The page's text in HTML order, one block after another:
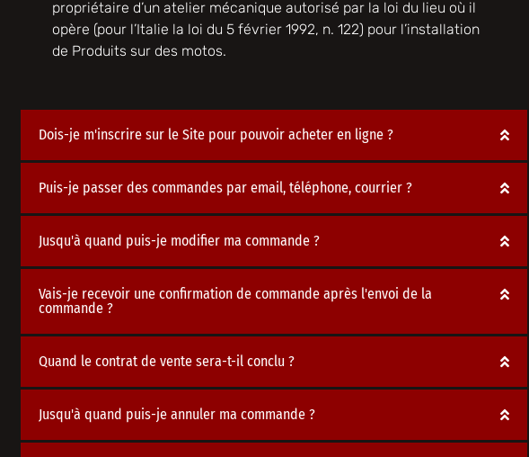
propriétaire d’un atelier mécanique autorisé par la loi du lieu où il
opère (pour l’Italie la loi du 5 février 1992, n. 122) pour l’installation
de Produits sur des motos.
Dois-je m'inscrire sur le Site pour pouvoir acheter en ligne ?
Puis-je passer des commandes par email, téléphone, courrier ?
Jusqu'à quand puis-je modifier ma commande ?
Vais-je recevoir une confirmation de commande après l'envoi de la
commande ?
Quand le contrat de vente sera-t-il conclu ?
Jusqu'à quand puis-je annuler ma commande ?